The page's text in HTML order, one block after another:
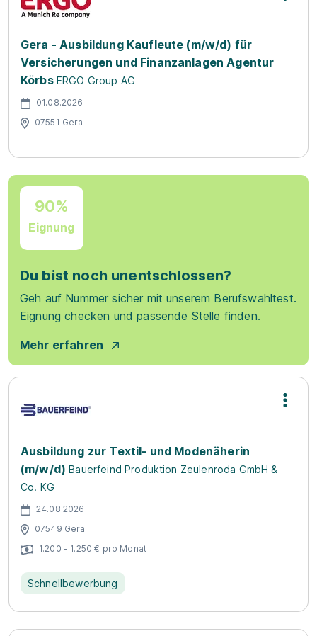
Gera - Ausbildung Kaufleute (m/w/d) für
Versicherungen und Finanzanlagen Agentur
Körbs ERGO Group AG
01.08.2026
07551 Gera
90%
Eignung
Du bist noch unentschlossen?
Geh auf Nummer sicher mit unserem Berufswahltest.
Eignung checken und passende Stelle finden.
Mehr erfahren
Ausbildung zur Textil- und Modenäherin
(m/w/d) Bauerfeind Produktion Zeulenroda GmbH &
Co. KG
24.08.2026
07549 Gera
1.200 - 1.250 € pro Monat
Schnellbewerbung